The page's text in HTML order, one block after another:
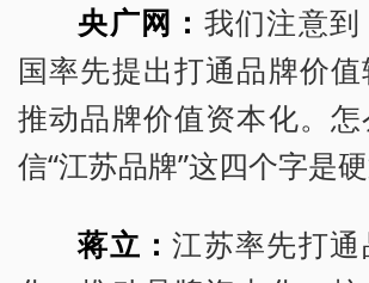
央广网： 我们注意
国率先提出打通品牌价值
推动品牌价值资本化。
信“江苏品牌”这四个字是
蒋立：江苏率先打